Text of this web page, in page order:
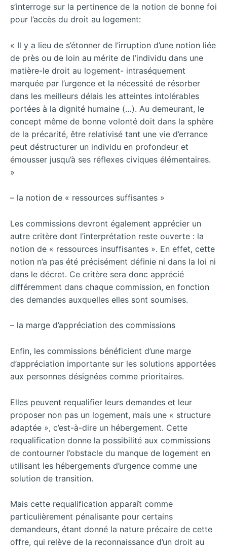
s’interroge sur la pertinence de la notion de bonne foi
pour l’accès du droit au logement:
« Il y a lieu de s’étonner de l’irruption d’une notion liée
de près ou de loin au mérite de l’individu dans une
matière-le droit au logement- intraséquement
marquée par l’urgence et la nécessité de résorber
dans les meilleurs délais les atteintes intolérables
portées à la dignité humaine (…). Au demeurant, le
concept même de bonne volonté doit dans la sphère
de la précarité, être relativisé tant une vie d’errance
peut déstructurer un individu en profondeur et
émousser jusqu’à ses réflexes civiques élémentaires.
»
– la notion de « ressources suffisantes »
Les commissions devront également apprécier un
autre critère dont l’interprétation reste ouverte : la
notion de « ressources insuffisantes ». En effet, cette
notion n’a pas été précisément définie ni dans la loi ni
dans le décret. Ce critère sera donc apprécié
différemment dans chaque commission, en fonction
des demandes auxquelles elles sont soumises.
– la marge d’appréciation des commissions
Enfin, les commissions bénéficient d’une marge
d’appréciation importante sur les solutions apportées
aux personnes désignées comme prioritaires.
Elles peuvent requalifier leurs demandes et leur
proposer non pas un logement, mais une « structure
adaptée », c’est-à-dire un hébergement. Cette
requalification donne la possibilité aux commissions
de contourner l’obstacle du manque de logement en
utilisant les hébergements d’urgence comme une
solution de transition.
Mais cette requalification apparaît comme
particulièrement pénalisante pour certains
demandeurs, étant donné la nature précaire de cette
offre, qui relève de la reconnaissance d’un droit au